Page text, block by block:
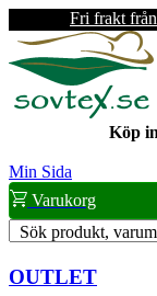
Fri frakt
Köp
Min Sida
Varukorg
Sök produkt,
OUTLET